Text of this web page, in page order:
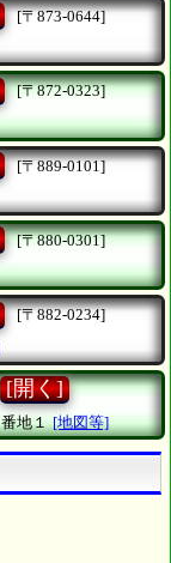
[〒873-0644]
[〒872-0323]
[〒889-0101]
[〒880-0301]
[〒882-0234]
[開く]
地１ [地図等]